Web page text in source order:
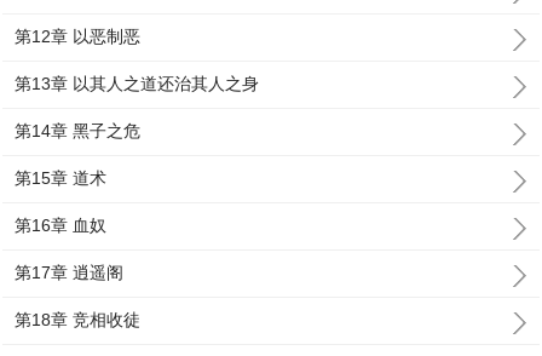
第12章 以恶制恶
第13章 以其人之道还治其人之身
第14章 黑子之危
第15章 道术
第16章 血奴
第17章 逍遥阁
第18章 竞相收徒